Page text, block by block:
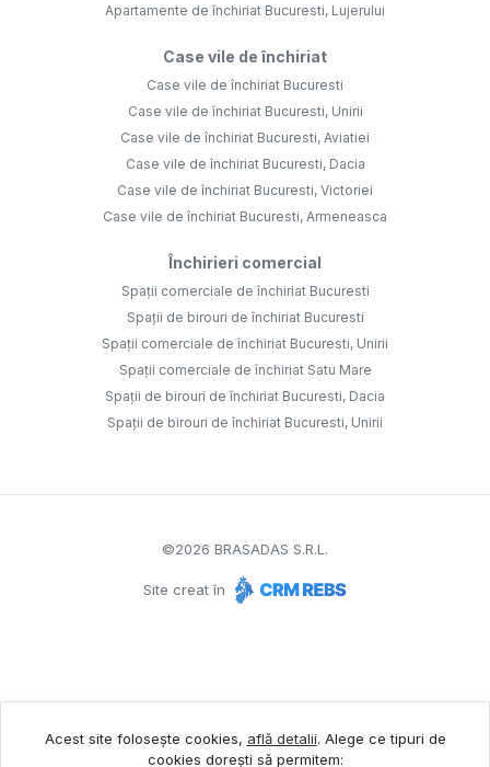
Apartamente de închiriat Bucuresti, Lujerului
Case vile de închiriat
Case vile de închiriat Bucuresti
Case vile de închiriat Bucuresti, Unirii
Case vile de închiriat Bucuresti, Aviatiei
Case vile de închiriat Bucuresti, Dacia
Case vile de închiriat Bucuresti, Victoriei
Case vile de închiriat Bucuresti, Armeneasca
Închirieri comercial
Spații comerciale de închiriat Bucuresti
Spații de birouri de închiriat Bucuresti
Spații comerciale de închiriat Bucuresti, Unirii
Spații comerciale de închiriat Satu Mare
Spații de birouri de închiriat Bucuresti, Dacia
Spații de birouri de închiriat Bucuresti, Unirii
©2026 BRASADAS S.R.L.
Site creat în
Acest site folosește cookies, află detalii. Alege ce tipuri de
cookies dorești să permitem: